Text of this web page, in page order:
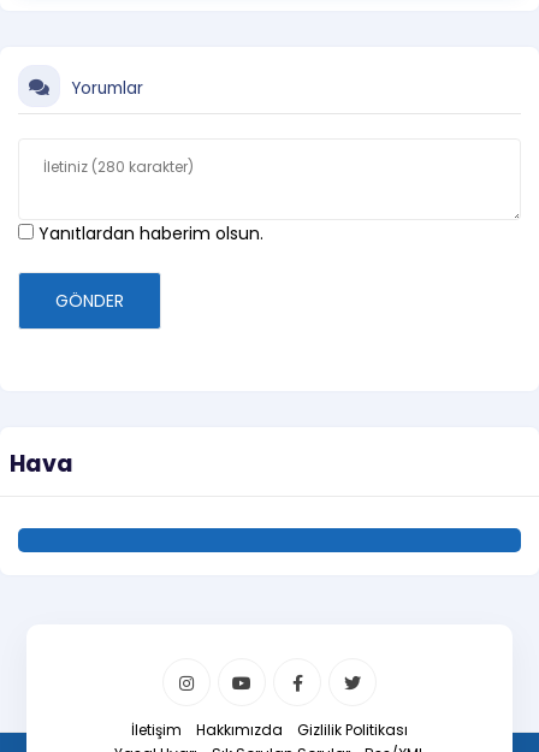
Yorumlar
Yanıtlardan haberim olsun.
GÖNDER
Hava
İletişim Hakkımızda
Gizlilik Politikası